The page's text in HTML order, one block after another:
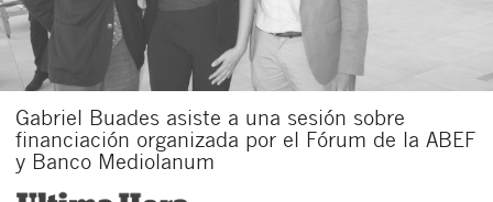
Gabriel Buades asiste a una sesión sobre
financiación organizada por el Fórum de la ABEF
y Banco Mediolanum